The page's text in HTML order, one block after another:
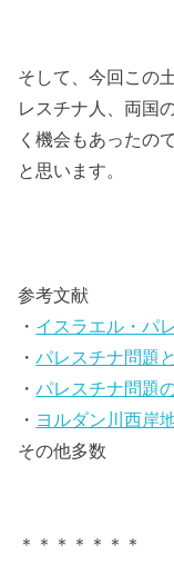
そして、今回この
レスチナ人、両国
く機会もあったの
と思います。
参考文献
・ イスラエル・パ
・パレスチナ問題
・パレスチナ問題
・ ヨルダン川西岸
その他多数
＊＊＊＊＊＊＊